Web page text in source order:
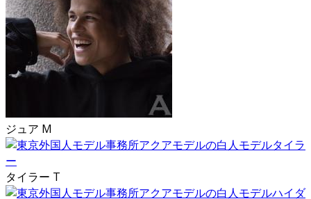
ジュア M
タイラー T